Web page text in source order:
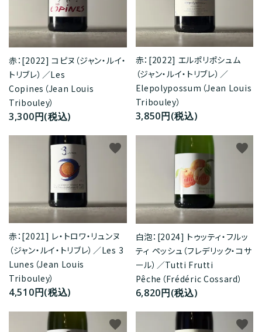
赤：[2022] コピヌ（ジャン・ルイ・
トリブレ）／Les
Copines（Jean Louis
Tribouley）
3,300円(税込)
赤：[2022] エルポリポシュム
（ジャン・ルイ・トリブレ）／
Elepolypossum（Jean Louis
Tribouley）
3,850円(税込)
赤：[2021] レ・トロワ・リュンヌ
（ジャン・ルイ・トリブレ）／Les 3
Lunes（Jean Louis
Tribouley）
4,510円(税込)
favorite
白泡：[2024] トゥッティ・フルッ
ティ ペッシュ（フレデリック・コサ
ール）／Tutti Frutti
Pêche（Frédéric Cossard）
6,820円(税込)
favorite
favorite favorite